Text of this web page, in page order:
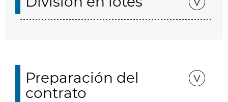
Preparación del
contrato